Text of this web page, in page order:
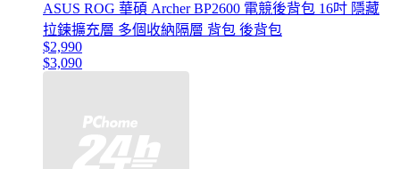
ASUS ROG 華碩 Archer BP2600 電競後背包 16吋 隱藏
拉鍊擴充層 多個收納隔層 背包 後背包
$2,990
$3,090